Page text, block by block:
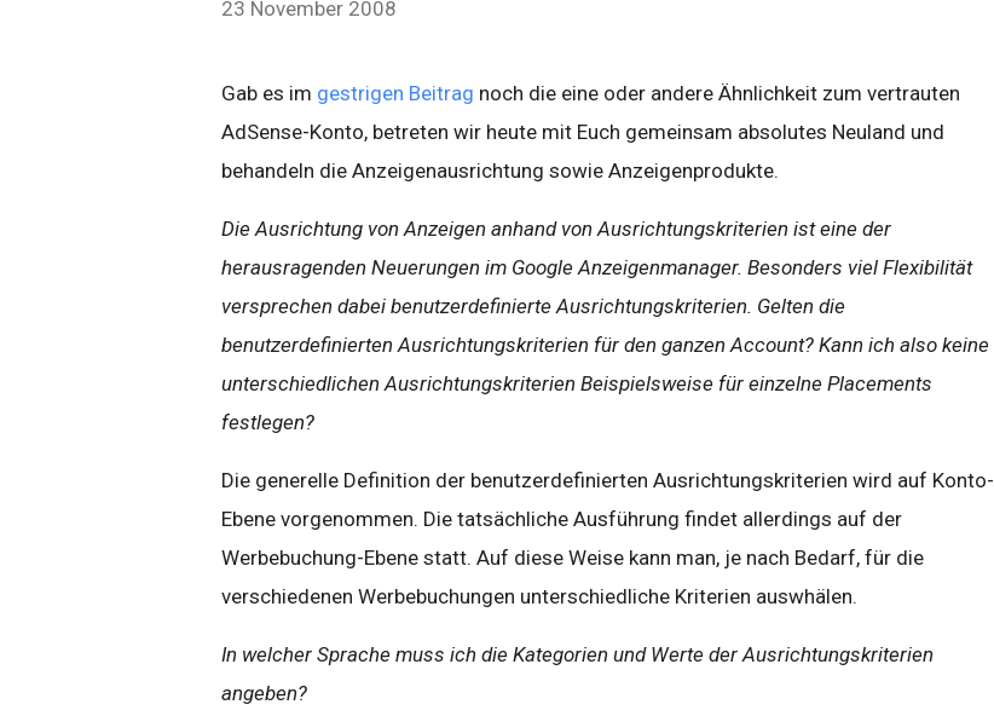
23 November 2008
Gab es im gestrigen Beitrag noch die eine oder andere Ähnlichkeit zum vertrauten
AdSense-Konto, betreten wir heute mit Euch gemeinsam absolutes Neuland und
behandeln die Anzeigenausrichtung sowie Anzeigenprodukte.
Die Ausrichtung von Anzeigen anhand von Ausrichtungskriterien ist eine der
herausragenden Neuerungen im Google Anzeigenmanager. Besonders viel Flexibilität
versprechen dabei benutzerdefinierte Ausrichtungskriterien. Gelten die
benutzerdefinierten Ausrichtungskriterien für den ganzen Account? Kann ich also keine
unterschiedlichen Ausrichtungskriterien Beispielsweise für einzelne Placements
festlegen?
Die generelle Definition der benutzerdefinierten Ausrichtungskriterien wird auf Konto-
Ebene vorgenommen. Die tatsächliche Ausführung findet allerdings auf der
Werbebuchung-Ebene statt. Auf diese Weise kann man, je nach Bedarf, für die
verschiedenen Werbebuchungen unterschiedliche Kriterien auswhälen.
In welcher Sprache muss ich die Kategorien und Werte der Ausrichtungskriterien
angeben?